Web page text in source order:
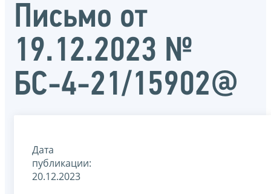
Письмо от
19.12.2023 №
БС-4-21/15902@
Дата
публикации:
20.12.2023